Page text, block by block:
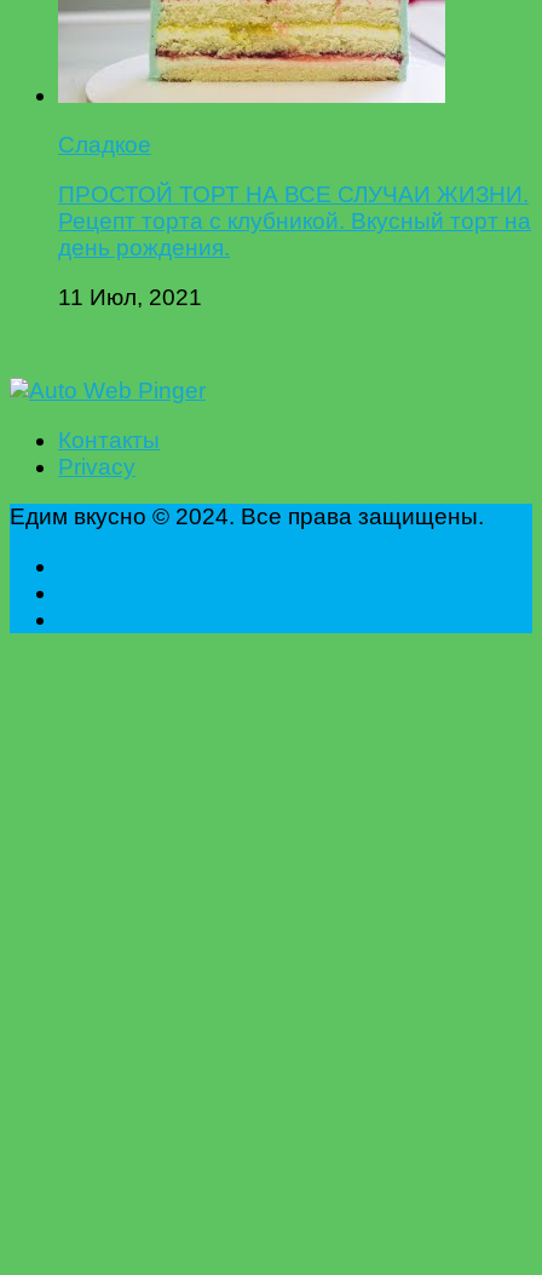
Сладкое
ПРОСТОЙ ТОРТ НА ВСЕ СЛУЧАИ ЖИЗНИ.
Рецепт торта с клубникой. Вкусный торт на
день рождения.
11 Июл, 2021
Контакты
Privacy
Едим вкусно © 2024. Все права защищены.